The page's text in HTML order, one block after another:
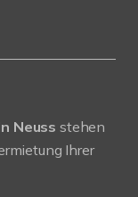
Neuss stehen
Ihrer